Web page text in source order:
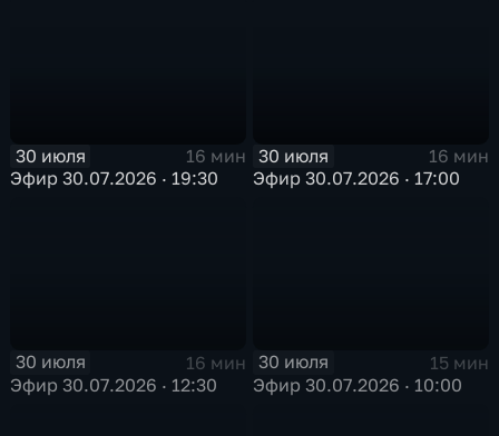
30 июля
16 мин
Эфир 30.07.2026 · 19:30
30 июля
16 мин
Эфир 30.07.2026 · 17:00
30 июля
16 мин
Эфир 30.07.2026 · 12:30
30 июля
15 мин
Эфир 30.07.2026 · 10:00